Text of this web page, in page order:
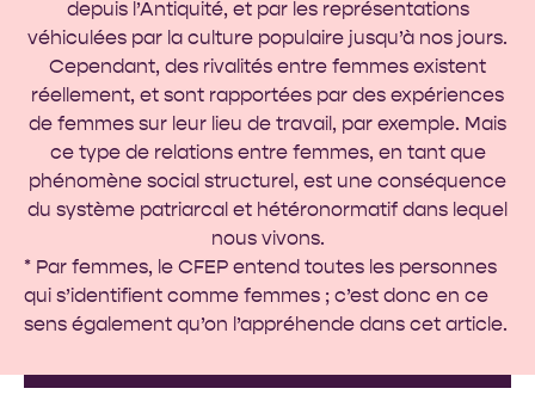
depuis l’Antiquité, et par les représentations
véhiculées par la culture populaire jusqu’à nos jours.
Cependant, des rivalités entre femmes existent
réellement, et sont rapportées par des expériences
de femmes sur leur lieu de travail, par exemple. Mais
ce type de relations entre femmes, en tant que
phénomène social structurel, est une conséquence
du système patriarcal et hétéronormatif dans lequel
nous vivons.
* Par femmes, le CFEP entend toutes les personnes
qui s’identifient comme femmes ; c’est donc en ce
sens également qu’on l’appréhende dans cet article.